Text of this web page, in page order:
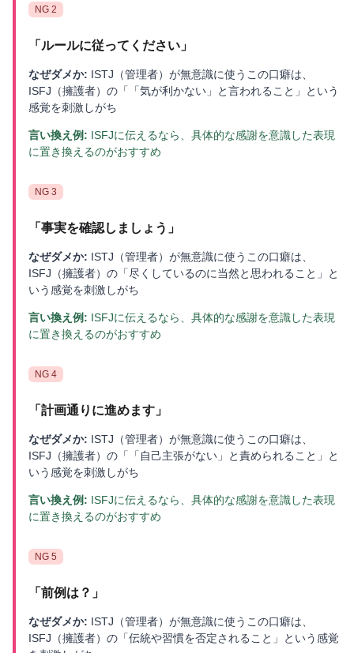
NG 2
「 ルールに従ってください 」
なぜダメか: ISTJ（管理者）が無意識に使うこの口癖は、
ISFJ（擁護者）の「「気が利かない」と言われること」という
感覚を刺激しがち
言い換え例: ISFJに伝えるなら、具体的な感謝を意識した表現
に置き換えるのがおすすめ
NG 3
「 事実を確認しましょう 」
なぜダメか: ISTJ（管理者）が無意識に使うこの口癖は、
ISFJ（擁護者）の「尽くしているのに当然と思われること」と
いう感覚を刺激しがち
言い換え例: ISFJに伝えるなら、具体的な感謝を意識した表現
に置き換えるのがおすすめ
NG 4
「 計画通りに進めます 」
なぜダメか: ISTJ（管理者）が無意識に使うこの口癖は、
ISFJ（擁護者）の「「自己主張がない」と責められること」と
いう感覚を刺激しがち
言い換え例: ISFJに伝えるなら、具体的な感謝を意識した表現
に置き換えるのがおすすめ
NG 5
「 前例は？ 」
なぜダメか: ISTJ（管理者）が無意識に使うこの口癖は、
ISFJ（擁護者）の「伝統や習慣を否定されること」という感覚